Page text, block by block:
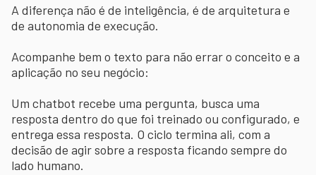
A diferença não é de inteligência, é de arquitetura e
de autonomia de execução.
Acompanhe bem o texto para não errar o conceito e a
aplicação no seu negócio:
Um chatbot recebe uma pergunta, busca uma
resposta dentro do que foi treinado ou configurado, e
entrega essa resposta. O ciclo termina ali, com a
decisão de agir sobre a resposta ficando sempre do
lado humano.